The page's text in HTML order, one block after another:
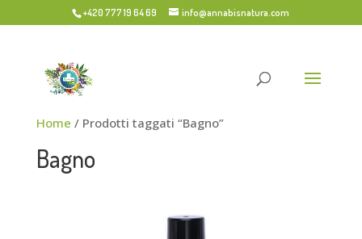
+420 777 19 64 69 info@annabisnatura.com
Home / Prodotti taggati “Bagno”
Bagno